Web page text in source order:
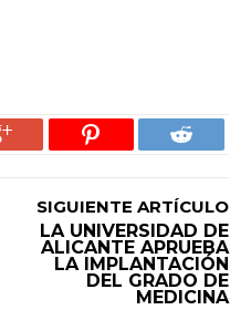
SIGUIENTE ARTÍCULO
LA UNIVERSIDAD DE
ALICANTE APRUEBA
LA IMPLANTACIÓN
DEL GRADO DE
MEDICINA